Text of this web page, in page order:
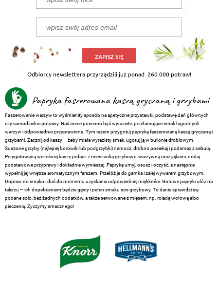
ZAPISZ SIĘ
Odbiorcy newslettera przyrządzili już ponad 260 000 potraw!
Papryka faszerowana kaszą gryczaną i grzybami
Faszerowanie warzyw to wyśmienity sposób na apetyczne przystawki, podstawę dań głównych
czy samodzielne potrawy. Nadzienie powinno być wyraziste, przełamujące smak łagodnych
warzyw i odpowiednio przyprawione. Tym razem przygotuj paprykę faszerowaną kaszą gryczaną i
grzybami. Zacznij od kaszy – żeby miała wyrazisty smak, ugotuj ją w bulionie drobiowym.
Suszone grzyby (najlepiej borowiki lub podgrzybki) namocz, drobno posiekaj i podsmaż z cebulą.
Przygotowaną wcześniej kaszę połącz z mieszanką grzybowo-warzywną oraz jajkami, dodaj
podstawowe przyprawy i dokładnie wymieszaj. Paprykę umyj, osusz i oczyść, a następnie
wypełnij jej wnętrze aromatycznym farszem. Przełóż je do garnka i zalej wywarem grzybowym.
Dopraw do smaku i duś do momentu uzyskania odpowiedniej miękkości. Gotowe papryki ułóż na
talerzu – ich dopełnieniem będzie gęsty i pełen smaku sos grzybowy. To danie sprawdzi się
podane solo, beż żadnych dodatków, a także serwowane z mięsem, np. roladą wołową albo
pieczenią. Życzymy smacznego!